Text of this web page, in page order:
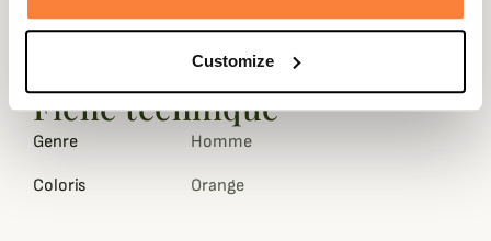
Customize
Pour la veste en taille L le poids est 1.5kg.
Fiche technique
Genre Homme
Coloris Orange